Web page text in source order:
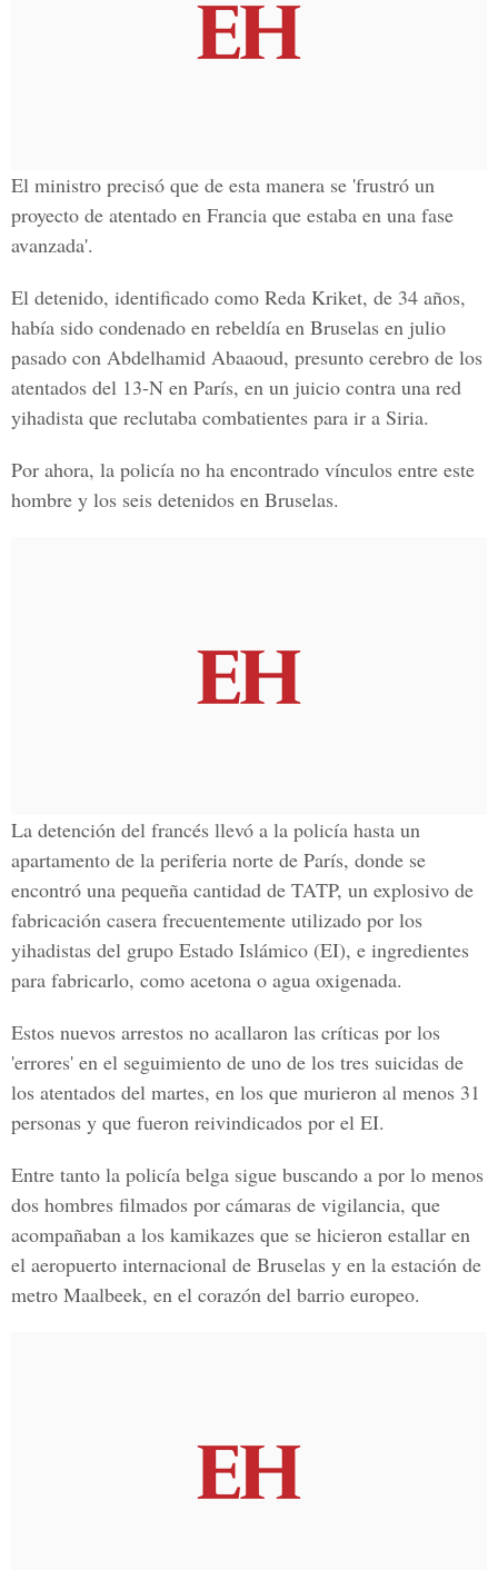
El ministro precisó que de esta manera se 'frustró un
proyecto de atentado en Francia que estaba en una fase
avanzada'.
El detenido, identificado como Reda Kriket, de 34 años,
había sido condenado en rebeldía en Bruselas en julio
pasado con Abdelhamid Abaaoud, presunto cerebro de los
atentados del 13-N en París, en un juicio contra una red
yihadista que reclutaba combatientes para ir a Siria.
Por ahora, la policía no ha encontrado vínculos entre este
hombre y los seis detenidos en Bruselas.
La detención del francés llevó a la policía hasta un
apartamento de la periferia norte de París, donde se
encontró una pequeña cantidad de TATP, un explosivo de
fabricación casera frecuentemente utilizado por los
yihadistas del grupo Estado Islámico (EI), e ingredientes
para fabricarlo, como acetona o agua oxigenada.
Estos nuevos arrestos no acallaron las críticas por los
'errores' en el seguimiento de uno de los tres suicidas de
los atentados del martes, en los que murieron al menos 31
personas y que fueron reivindicados por el EI.
Entre tanto la policía belga sigue buscando a por lo menos
dos hombres filmados por cámaras de vigilancia, que
acompañaban a los kamikazes que se hicieron estallar en
el aeropuerto internacional de Bruselas y en la estación de
metro Maalbeek, en el corazón del barrio europeo.